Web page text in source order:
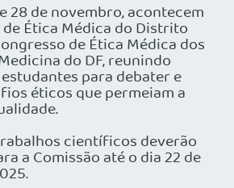
28 de novembro, acontecem
Ética Médica do Distrito
de Ética Médica dos
do DF, reunindo
para debater e
éticos que permeiam a
científicos deverão
a Comissão até o dia 22 de